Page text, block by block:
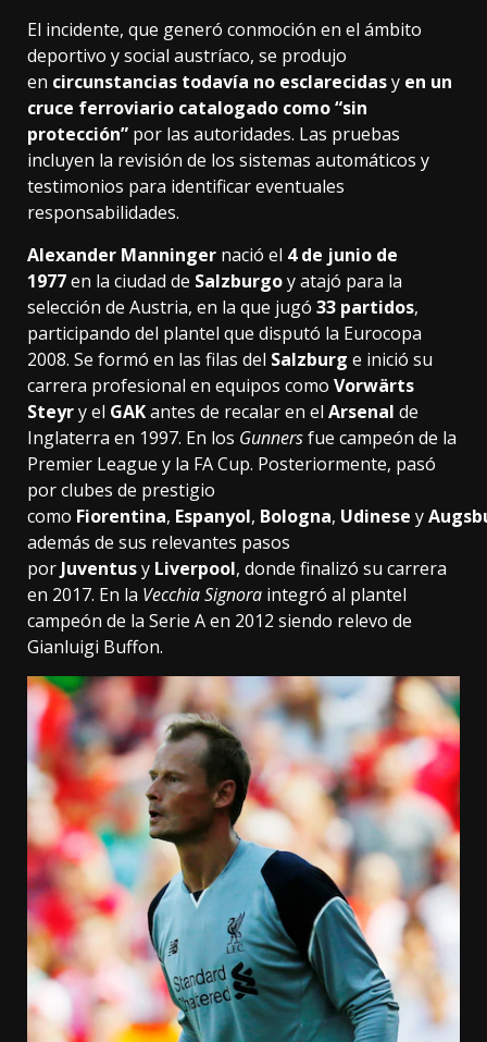
El incidente, que generó conmoción en el ámbito
deportivo y social austríaco, se produjo
en circunstancias todavía no esclarecidasy en un
cruce ferroviario catalogado como “sin
protección” por las autoridades. Las pruebas
incluyen la revisión de los sistemas automáticos y
testimonios para identificar eventuales
responsabilidades.
Alexander Manninger nació el 4 de junio de
1977en la ciudad de Salzburgoy atajó para la
selección de Austria, en la que jugó 33 partidos,
participando del plantel que disputó la Eurocopa
2008. Se formó en las filas del Salzburg e inició su
carrera profesional en equipos como Vorwärts
Steyry el GAKantes de recalar en el Arsenal de
Inglaterra en 1997. En los Gunnersfue campeón de la
Premier League y la FA Cup. Posteriormente, pasó
por clubes de prestigio
como Fiorentina, Espanyol, Bologna, Udinese y
además de sus relevantes pasos
por Juventusy Liverpool, donde finalizó su carrera
en 2017. En la Vecchia Signora integró al plantel
campeón de la Serie A en 2012 siendo relevo de
Gianluigi Buffon.